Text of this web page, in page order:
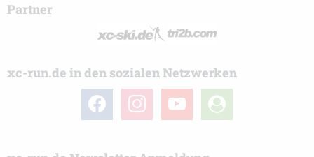
Partner
xc-run.de in den sozialen Netzwerken
facebook instagramyoutube
user-
circle